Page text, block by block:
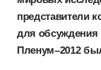
представители
для
Пленум–2012